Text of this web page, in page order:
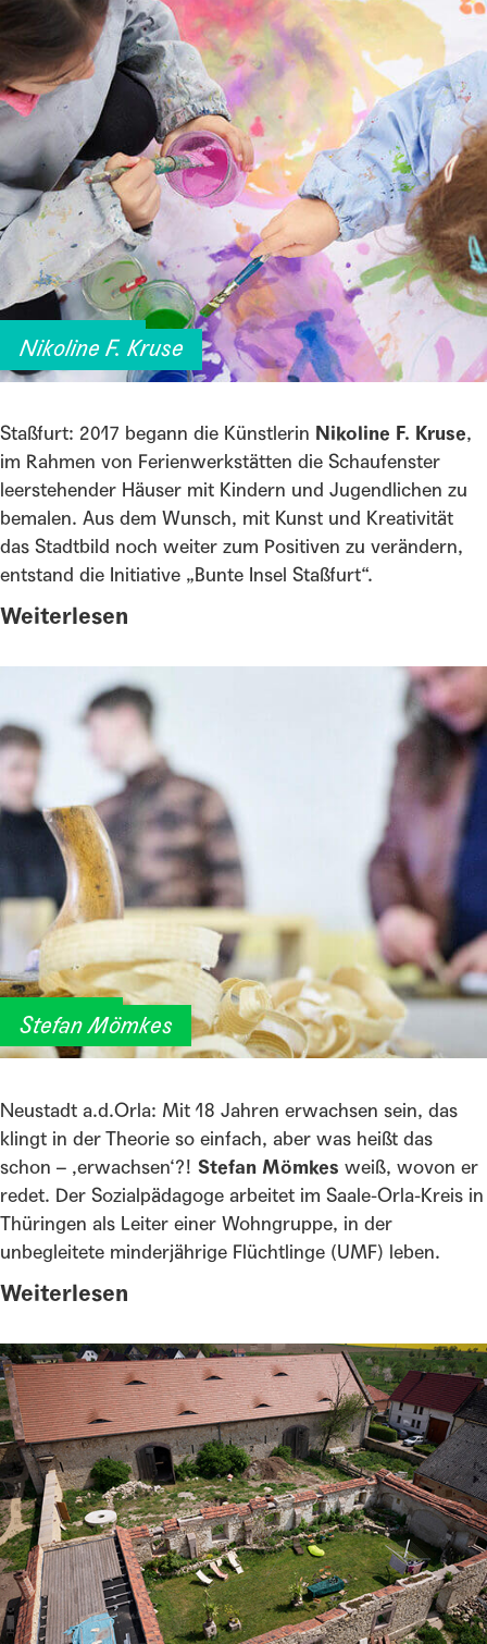
Nikoline F. Kruse
Bunte Insel
Staßfurt: 2017 begann die Künstlerin Nikoline F. Kruse,
im Rahmen von Ferienwerkstätten die Schaufenster
leerstehender Häuser mit Kindern und Jugendlichen zu
bemalen. Aus dem Wunsch, mit Kunst und Kreativität
das Stadtbild noch weiter zum Positiven zu verändern,
entstand die Initiative „Bunte Insel Staßfurt“.
Weiterlesen
Stefan Mömkes
Raubank
Neustadt a.d.Orla: Mit 18 Jahren erwachsen sein, das
klingt in der Theorie so einfach, aber was heißt das
schon – ‚erwachsen‘?! Stefan Mömkes weiß, wovon er
redet. Der Sozialpädagoge arbeitet im Saale-Orla-Kreis in
Thüringen als Leiter einer Wohngruppe, in der
unbegleitete minderjährige Flüchtlinge (UMF) leben.
Weiterlesen